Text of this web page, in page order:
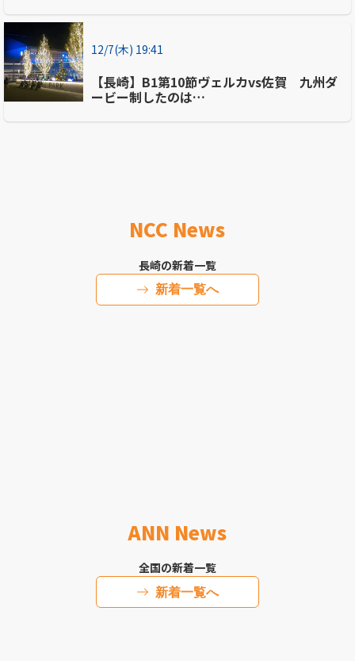
12/7(木) 19:41
【長崎】B1第10節ヴェルカvs佐賀 九州ダ
ービー制したのは…
NCC News
長崎の新着一覧
新着一覧へ
ANN News
全国の新着一覧
新着一覧へ